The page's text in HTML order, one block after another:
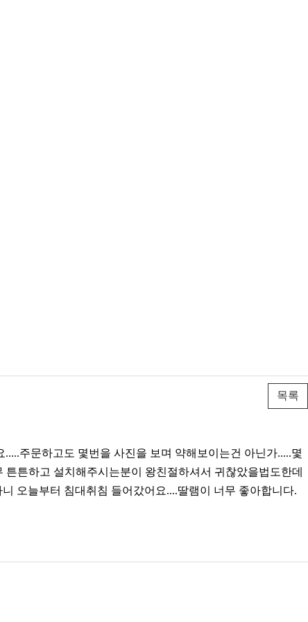
목록
주문하고도 몇번을 사진을 보며 약해보이는건 아닌가.....몇
튼하고 설치해주시는분이 왕친절하셔서 귀찮았을법도한데
오늘부터 침대취침 들어갔어요....딸램이 너무 좋아합니다.